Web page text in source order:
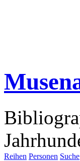
Reihen Personen Suche